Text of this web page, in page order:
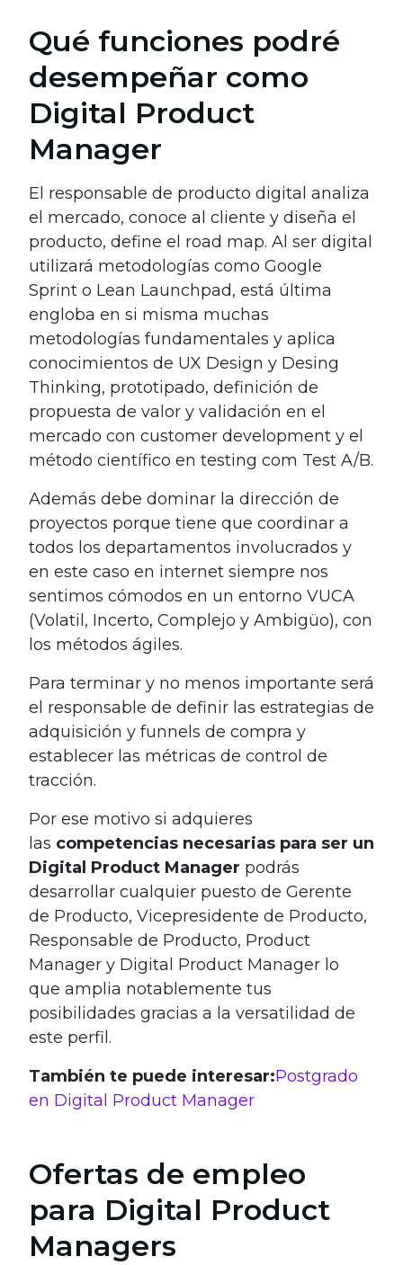
Qué funciones podré
desempeñar como
Digital Product
Manager
El responsable de producto digital analiza
el mercado, conoce al cliente y diseña el
producto, define el road map. Al ser digital
utilizará metodologías como Google
Sprint o Lean Launchpad, está última
engloba en si misma muchas
metodologías fundamentales y aplica
conocimientos de UX Design y Desing
Thinking, prototipado, definición de
propuesta de valor y validación en el
mercado con customer development y el
método científico en testing com Test A/B.
Además debe dominar la dirección de
proyectos porque tiene que coordinar a
todos los departamentos involucrados y
en este caso en internet siempre nos
sentimos cómodos en un entorno VUCA
(Volatil, Incerto, Complejo y Ambigüo), con
los métodos ágiles.
Para terminar y no menos importante será
el responsable de definir las estrategias de
adquisición y funnels de compra y
establecer las métricas de control de
tracción.
Por ese motivo si adquieres
las competencias necesarias para ser un
Digital Product Manager podrás
desarrollar cualquier puesto de Gerente
de Producto, Vicepresidente de Producto,
Responsable de Producto, Product
Manager y Digital Product Manager lo
que amplia notablemente tus
posibilidades gracias a la versatilidad de
este perfil.
También te puede interesar:Postgrado
en Digital Product Manager
Ofertas de empleo
para Digital Product
Managers